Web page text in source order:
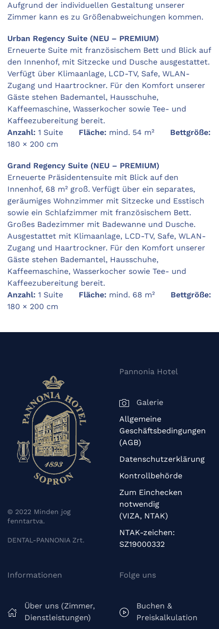
Aufgrund der individuellen Gestaltung unserer
Zimmer kann es zu Größenabweichungen kommen.
Urban Regency Suite (NEU – PREMIUM)
Erneuerte Suite mit französischem Bett und Blick auf
den Innenhof, mit Sitzecke und Dusche ausgestattet.
Verfügt über Klimaanlage, LCD-TV, Safe, WLAN-
Zugang und Haartrockner. Für den Komfort unserer
Gäste stehen Bademantel, Hausschuhe,
Kaffeemaschine, Wasserkocher sowie Tee- und
Kaffeezubereitung bereit.
Anzahl: 1 Suite Fläche: mind. 54 m² Bettgröße:
180 × 200 cm
Grand Regency Suite (NEU – PREMIUM)
Erneuerte Präsidentensuite mit Blick auf den
Innenhof, 68 m² groß. Verfügt über ein separates,
geräumiges Wohnzimmer mit Sitzecke und Esstisch
sowie ein Schlafzimmer mit französischem Bett.
Großes Badezimmer mit Badewanne und Dusche.
Ausgestattet mit Klimaanlage, LCD-TV, Safe, WLAN-
Zugang und Haartrockner. Für den Komfort unserer
Gäste stehen Bademantel, Hausschuhe,
Kaffeemaschine, Wasserkocher sowie Tee- und
Kaffeezubereitung bereit.
Anzahl: 1 Suite Fläche: mind. 68 m² Bettgröße:
180 × 200 cm
© 2022 Minden jog
fenntartva.
DENTAL-PANNONIA Zrt.
Pannonia Hotel
Galerie
Allgemeine
Geschäftsbedingungen
(AGB)
Datenschutzerklärung
Kontrollbehörde
Zum Einchecken
notwendig
(VIZA, NTAK)
NTAK-zeichen:
SZ19000332
Informationen
Über uns (Zimmer,
Dienstleistungen)
Folge uns
Buchen &
Preiskalkulation